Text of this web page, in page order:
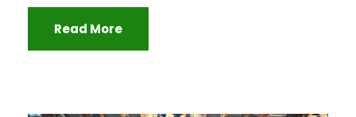
Read More